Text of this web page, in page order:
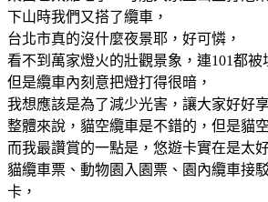
下山時我們又搭了纜車，
台北市真的沒什麼夜景耶，好可憐，
看不到萬家燈火的壯觀景象，連101都被
但是纜車內刻意把燈打得很暗，
我想應該是為了減少光害，讓大家好好
整體來說，貓空纜車是不錯的，但是貓
而我最讚賞的一點是，悠遊卡實在是太好
貓纜車票、動物園入園票、園內纜車接
卡，